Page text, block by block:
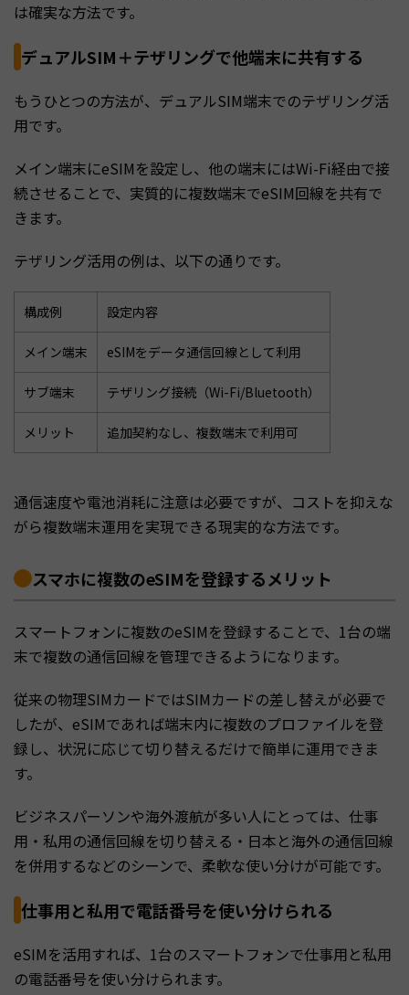
は確実な方法です。
デュアルSIM＋テザリングで他端末に共有する
もうひとつの方法が、デュアルSIM端末でのテザリング活
用です。
メイン端末にeSIMを設定し、他の端末にはWi-Fi経由で接
続させることで、実質的に複数端末でeSIM回線を共有で
きます。
テザリング活用の例は、以下の通りです。
構成例 設定内容
メイン端末 eSIMをデータ通信回線として利用
サブ端末 テザリング接続（Wi-Fi/Bluetooth）
メリット 追加契約なし、複数端末で利用可
通信速度や電池消耗に注意は必要ですが、コストを抑えな
がら複数端末運用を実現できる現実的な方法です。
スマホに複数のeSIMを登録するメリット
スマートフォンに複数のeSIMを登録することで、1台の端
末で複数の通信回線を管理できるようになります。
従来の物理SIMカードではSIMカードの差し替えが必要で
したが、eSIMであれば端末内に複数のプロファイルを登
録し、状況に応じて切り替えるだけで簡単に運用できま
す。
ビジネスパーソンや海外渡航が多い人にとっては、仕事
用・私用の通信回線を切り替える・日本と海外の通信回線
を併用するなどのシーンで、柔軟な使い分けが可能です。
仕事用と私用で電話番号を使い分けられる
eSIMを活用すれば、1台のスマートフォンで仕事用と私用
の電話番号を使い分けられます。